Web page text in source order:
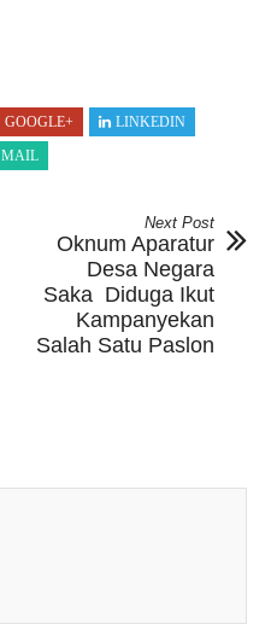
GOOGLE+
LINKEDIN
MAIL
Next Post
Oknum Aparatur
Desa Negara
Saka Diduga Ikut
Kampanyekan
Salah Satu Paslon